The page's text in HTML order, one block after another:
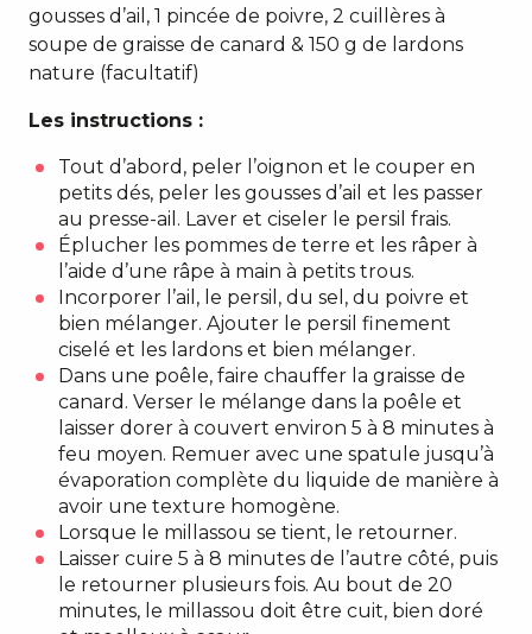
gousses d’ail, 1 pincée de poivre, 2 cuillères à
soupe de graisse de canard & 150 g de lardons
nature (facultatif)
Les instructions :
Tout d’abord, peler l’oignon et le couper en
petits dés, peler les gousses d’ail et les passer
au presse-ail. Laver et ciseler le persil frais.
Éplucher les pommes de terre et les râper à
l’aide d’une râpe à main à petits trous.
Incorporer l’ail, le persil, du sel, du poivre et
bien mélanger. Ajouter le persil finement
ciselé et les lardons et bien mélanger.
Dans une poêle, faire chauffer la graisse de
canard. Verser le mélange dans la poêle et
laisser dorer à couvert environ 5 à 8 minutes à
feu moyen. Remuer avec une spatule jusqu’à
évaporation complète du liquide de manière à
avoir une texture homogène.
Lorsque le millassou se tient, le retourner.
Laisser cuire 5 à 8 minutes de l’autre côté, puis
le retourner plusieurs fois. Au bout de 20
minutes, le millassou doit être cuit, bien doré